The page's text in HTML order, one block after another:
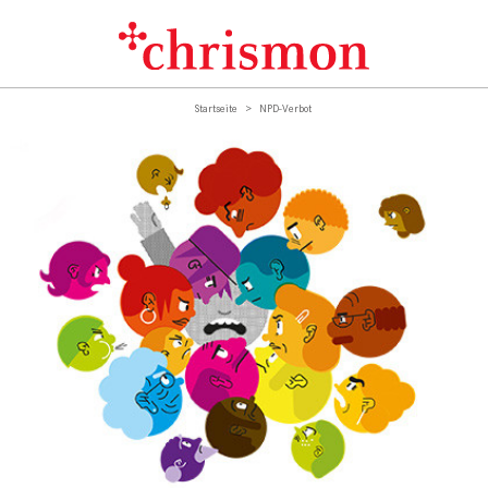
Startseite NPD-Verbot